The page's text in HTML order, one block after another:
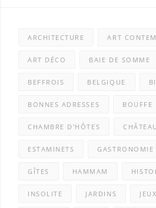
ARCHITECTURE ART
ART DÉCO BAIE DE SOMME
BEFFROIS BELGIQUE
BONNES ADRESSES BOUFFE
CHAMBRE D'HÔTES CHÂTEAU
ESTAMINETS GASTRONOMIE
GÎTES HAMMAM
INSOLITE JARDINS JEUX